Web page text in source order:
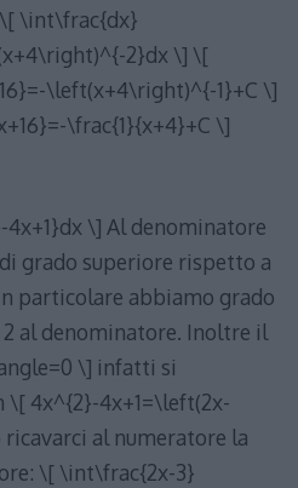
\int\frac{dx}
2}dx \] \[
\left(x+4\right)^{-1}+C \]
\frac{1}{x+4}+C \]
\] Al denominatore
grado superiore rispetto a
particolare abbiamo grado
2 al denominatore. Inoltre il
\] infatti si
\[ 4x^{2}-4x+1=\left(2x-
al numeratore la
\[ \int\frac{2x-3}